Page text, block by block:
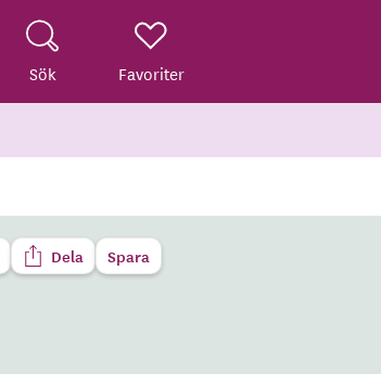
Sök Favoriter
Dela Spara